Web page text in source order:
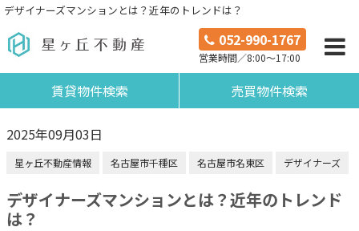
デザイナーズマンションとは？近年のトレンドは？
052-990-1767
営業時間／8:00～17:00
賃貸物件検索 売買物件検索
2025年09月03日
星ヶ丘不動産情報 名古屋市千種区 名古屋市名東区 デザイナーズ
デザイナーズマンションとは？近年のトレンド
は？